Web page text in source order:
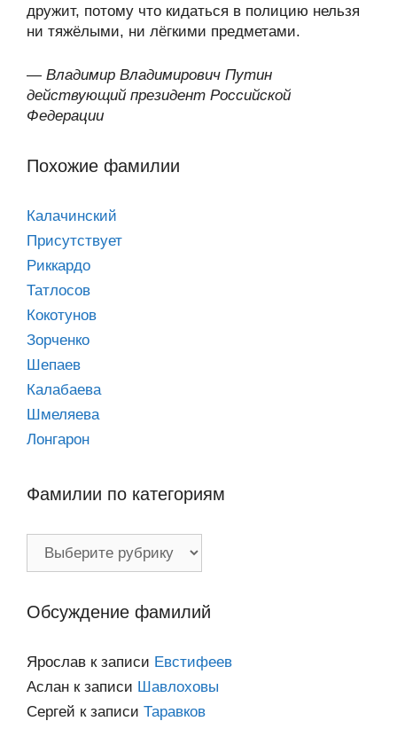
дружит, потому что кидаться в полицию нельзя
ни тяжёлыми, ни лёгкими предметами.
— Владимир Владимирович Путин
действующий президент Российской
Федерации
Похожие фамилии
Калачинский
Присутствует
Риккардо
Татлосов
Кокотунов
Зорченко
Шепаев
Калабаева
Шмеляева
Лонгарон
Фамилии по категориям
Обсуждение фамилий
Ярослав к записи Евстифеев
Аслан к записи Шавлоховы
Сергей к записи Таравков